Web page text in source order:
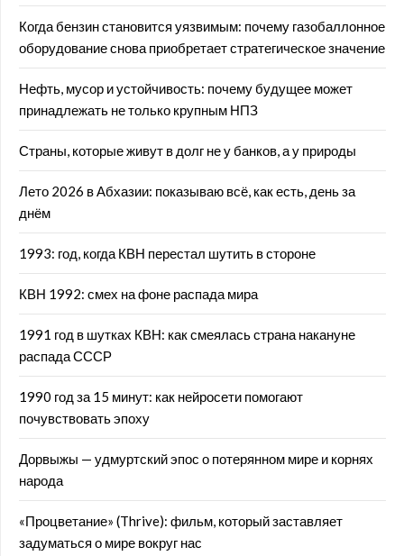
Когда бензин становится уязвимым: почему газобаллонное
оборудование снова приобретает стратегическое значение
Нефть, мусор и устойчивость: почему будущее может
принадлежать не только крупным НПЗ
Страны, которые живут в долг не у банков, а у природы
Лето 2026 в Абхазии: показываю всё, как есть, день за
днём
1993: год, когда КВН перестал шутить в стороне
КВН 1992: смех на фоне распада мира
1991 год в шутках КВН: как смеялась страна накануне
распада СССР
1990 год за 15 минут: как нейросети помогают
почувствовать эпоху
Дорвыжы — удмуртский эпос о потерянном мире и корнях
народа
«Процветание» (Thrive): фильм, который заставляет
задуматься о мире вокруг нас